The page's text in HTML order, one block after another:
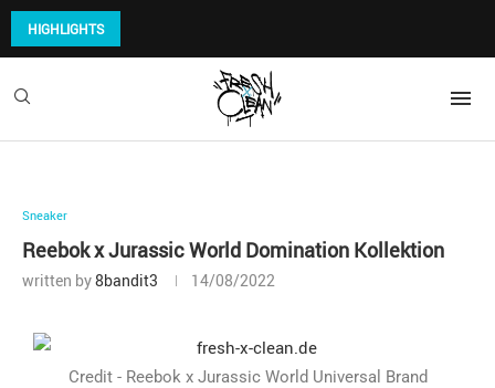
HIGHLIGHTS
Sneaker
Reebok x Jurassic World Domination Kollektion
written by8bandit3 14/08/2022
Credit - Reebok x Jurassic World Universal Brand